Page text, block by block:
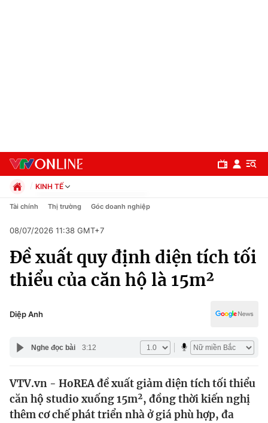
Chuyên mục
Chính trị
Pháp luật
Thế giới
KINH TẾ
Chính trị
Pháp luật
Kinh tế
Thể thao
Truyền hình
Y tế
Công nghệ
Tài chính Thị trường Góc doanh nghiệp
08/07/2026 11:38 GMT+7
Đề xuất quy định diện tích tối
thiểu của căn hộ là 15m²
Diệp Anh
Nghe đọc bài 3:12
VTV.vn - HoREA đề xuất giảm diện tích tối thiểu
căn hộ studio xuống 15m², đồng thời kiến nghị
thêm cơ chế phát triển nhà ở giá phù hợp, đa